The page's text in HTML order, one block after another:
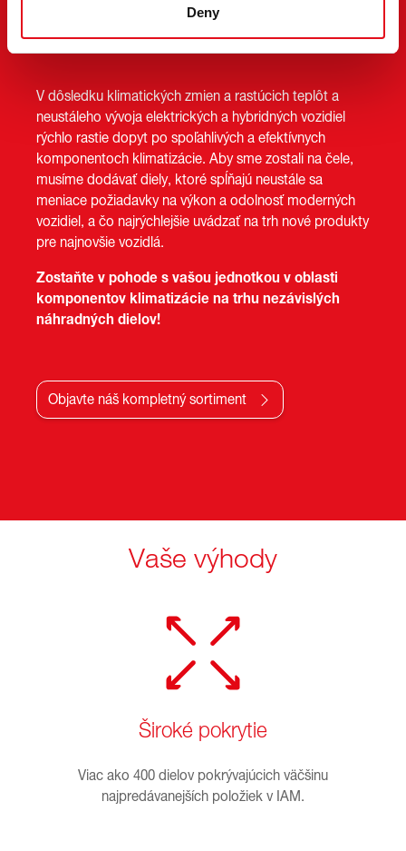
Deny
V dôsledku klimatických zmien a rastúcich teplôt a
neustáleho vývoja elektrických a hybridných vozidiel
rýchlo rastie dopyt po spoľahlivých a efektívnych
komponentoch klimatizácie. Aby sme zostali na čele,
musíme dodávať diely, ktoré spĺňajú neustále sa
meniace požiadavky na výkon a odolnosť moderných
vozidiel, a čo najrýchlejšie uvádzať na trh nové produkty
pre najnovšie vozidlá.
Zostaňte v pohode s vašou jednotkou v oblasti
komponentov klimatizácie na trhu nezávislých
náhradných dielov!
Objavte náš kompletný sortiment
Vaše výhody
Široké pokrytie
Viac ako 400 dielov pokrývajúcich väčšinu
najpredávanejších položiek v IAM.